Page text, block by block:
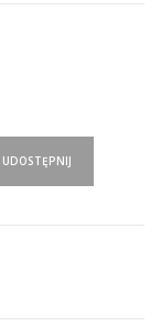
UDOSTĘPNIJ